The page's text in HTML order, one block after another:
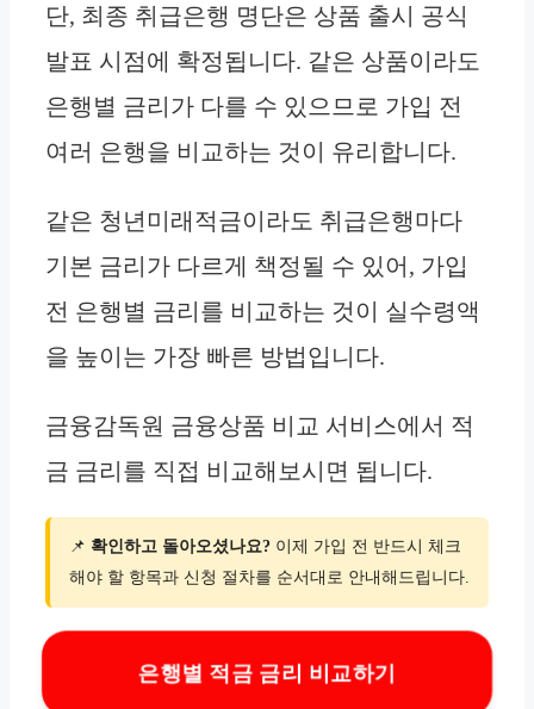
단, 최종 취급은행 명단은 상품 출시 공식
발표 시점에 확정됩니다. 같은 상품이라도
은행별 금리가 다를 수 있으므로 가입 전
여러 은행을 비교하는 것이 유리합니다.
같은 청년미래적금이라도 취급은행마다
기본 금리가 다르게 책정될 수 있어, 가입
전 은행별 금리를 비교하는 것이 실수령액
을 높이는 가장 빠른 방법입니다.
금융감독원 금융상품 비교 서비스에서 적
금 금리를 직접 비교해보시면 됩니다.
📌 확인하고 돌아오셨나요? 이제 가입 전 반드시 체크
해야 할 항목과 신청 절차를 순서대로 안내해드립니다.
은행별 적금 금리 비교하기